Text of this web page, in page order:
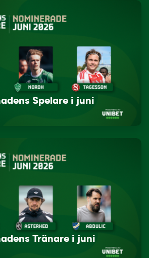
Spelare i juni
Tränare i juni